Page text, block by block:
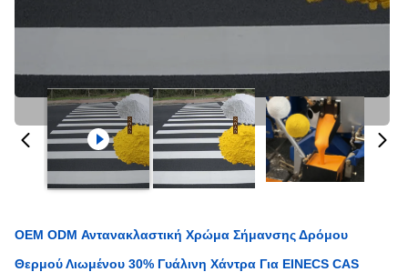
OEM ODM Αντανακλαστική Χρώμα Σήμανσης Δρόμου
Θερμού Λιωμένου 30% Γυάλινη Χάντρα Για EINECS CAS